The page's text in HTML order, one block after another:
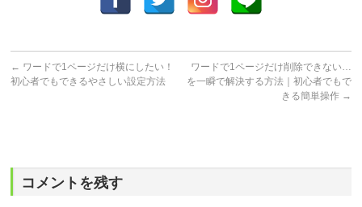
← ワードで1ページだけ横にしたい！
初心者でもできるやさしい設定方法
ワードで1ページだけ削除できない…
を一瞬で解決する方法｜初心者でもで
きる簡単操作 →
コメントを残す